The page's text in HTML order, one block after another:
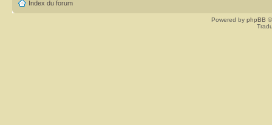
Index du forum
Powered by phpBB